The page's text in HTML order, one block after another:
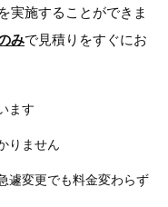
実施することができま
みで見積りをすぐにお
ます
りません
遽変更でも料金変わらず